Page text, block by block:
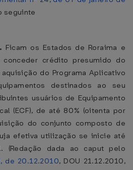
seguinte
Ficam os Estados de Roraima e
conceder crédito presumido do
do Programa Aplicativo
destinados ao seu
usuários de Equipamento
(ECF), de até 80% (oitenta por
do conjunto composto de
efetiva utilização se inicie até
(Redação dada ao caput pelo
de 20.12.2010, DOU 21.12.2010,